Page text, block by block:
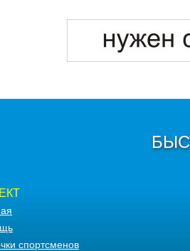
спортсменов